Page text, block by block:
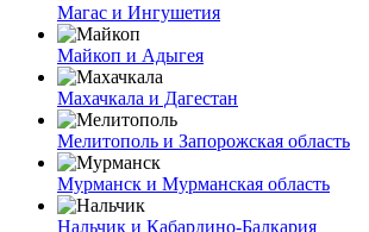
Магас и Ингушетия
Майкоп и Адыгея
Махачкала и Дагестан
Мелитополь и Запорожская область
Мурманск и Мурманская область
Нальчик и Кабардино-Балкария